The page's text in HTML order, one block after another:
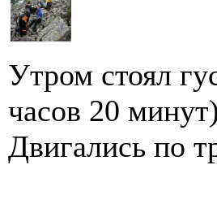
Утром стоял
часов 20
Двигались по